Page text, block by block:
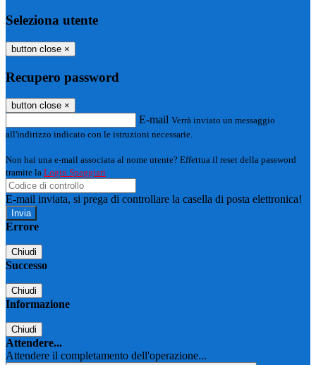
Seleziona utente
button close ×
Recupero password
button close ×
E-mail Verrà inviato un messaggio
all'indirizzo indicato con le istruzioni necessarie.
Non hai una e-mail associata al nome utente? Effettua il reset della password
tramite la Login Spaggiari
E-mail inviata, si prega di controllare la casella di posta elettronica!
Errore
Chiudi
Successo
Chiudi
Informazione
Chiudi
Attendere...
Attendere il completamento dell'operazione...